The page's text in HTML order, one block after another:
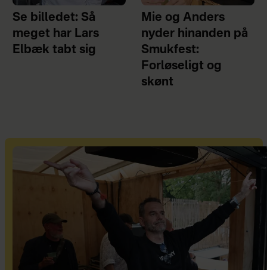
Se billedet: Så
meget har Lars
Elbæk tabt sig
Mie og Anders
nyder hinanden på
Smukfest:
Forløseligt og
skønt